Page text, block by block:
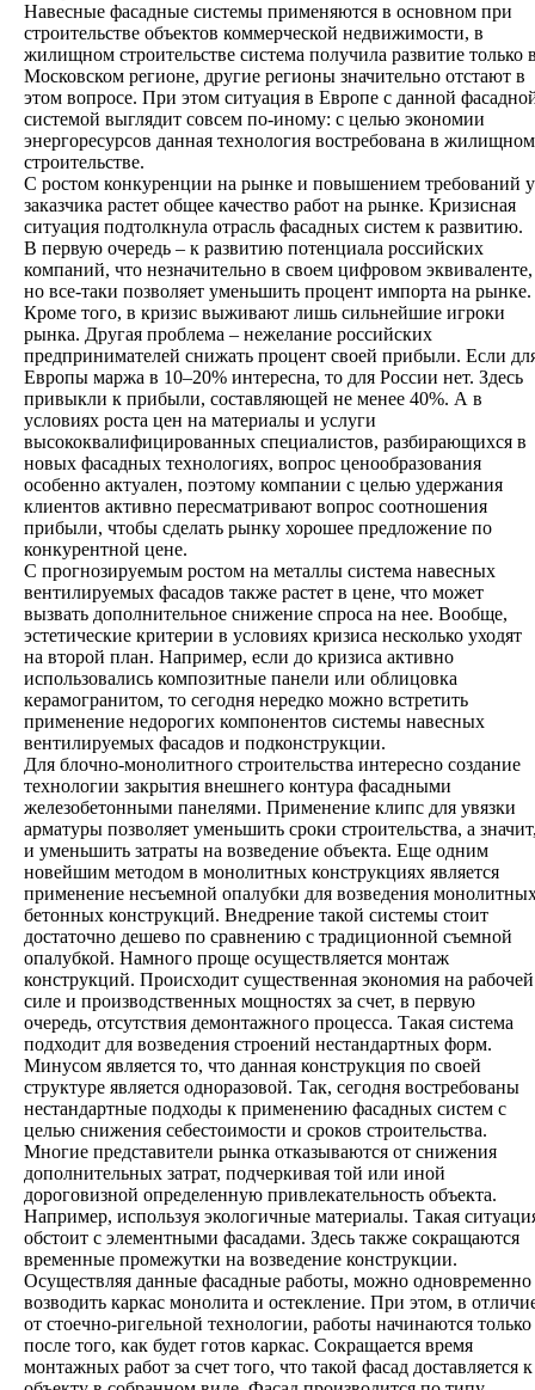
Навесные фасадные системы применяются в основном при
строительстве объектов коммерческой недвижимости, в
жилищном строительстве система получила развитие только
Московском регионе, другие регионы значительно отстают в
этом вопросе. При этом ситуация в Европе с данной
системой выглядит совсем по-иному: с целью экономии
энергоресурсов данная технология востребована в жилищном
строительстве.
С ростом конкуренции на рынке и повышением требований у
заказчика растет общее качество работ на рынке. Кризисная
ситуация подтолкнула отрасль фасадных систем к развитию.
В первую очередь – к развитию потенциала российских
компаний, что незначительно в своем цифровом эквиваленте,
но все-таки позволяет уменьшить процент импорта на рынке.
Кроме того, в кризис выживают лишь сильнейшие игроки
рынка. Другая проблема – нежелание российских
предпринимателей снижать процент своей прибыли. Если
Европы маржа в 10–20% интересна, то для России нет. Здесь
привыкли к прибыли, составляющей не менее 40%. А в
условиях роста цен на материалы и услуги
высококвалифицированных специалистов, разбирающихся в
новых фасадных технологиях, вопрос ценообразования
особенно актуален, поэтому компании с целью удержания
клиентов активно пересматривают вопрос соотношения
прибыли, чтобы сделать рынку хорошее предложение по
конкурентной цене.
С прогнозируемым ростом на металлы система навесных
вентилируемых фасадов также растет в цене, что может
вызвать дополнительное снижение спроса на нее. Вообще,
эстетические критерии в условиях кризиса несколько уходят
на второй план. Например, если до кризиса активно
использовались композитные панели или облицовка
керамогранитом, то сегодня нередко можно встретить
применение недорогих компонентов системы навесных
вентилируемых фасадов и подконструкции.
Для блочно-монолитного строительства интересно создание
технологии закрытия внешнего контура фасадными
железобетонными панелями. Применение клипс для увязки
арматуры позволяет уменьшить сроки строительства, а
и уменьшить затраты на возведение объекта. Еще одним
новейшим методом в монолитных конструкциях является
применение несъемной опалубки для возведения
бетонных конструкций. Внедрение такой системы стоит
достаточно дешево по сравнению с традиционной съемной
опалубкой. Намного проще осуществляется монтаж
конструкций. Происходит существенная экономия на рабочей
силе и производственных мощностях за счет, в первую
очередь, отсутствия демонтажного процесса. Такая система
подходит для возведения строений нестандартных форм.
Минусом является то, что данная конструкция по своей
структуре является одноразовой. Так, сегодня востребованы
нестандартные подходы к применению фасадных систем с
целью снижения себестоимости и сроков строительства.
Многие представители рынка отказываются от снижения
дополнительных затрат, подчеркивая той или иной
дороговизной определенную привлекательность объекта.
Например, используя экологичные материалы. Такая
обстоит с элементными фасадами. Здесь также сокращаются
временные промежутки на возведение конструкции.
Осуществляя данные фасадные работы, можно одновременно
возводить каркас монолита и остекление. При этом, в
от стоечно-ригельной технологии, работы начинаются только
после того, как будет готов каркас. Сокращается время
монтажных работ за счет того, что такой фасад доставляется к